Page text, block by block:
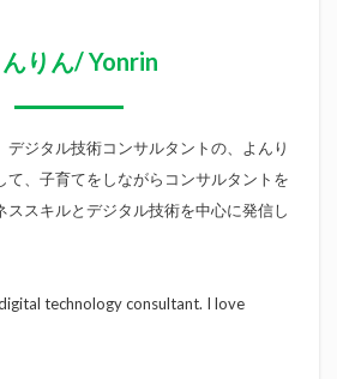
りん/ Yonrin
デジタル技術コンサルタントの、よんり
て、子育てをしながらコンサルタントを
ススキルとデジタル技術を中心に発信し
technology consultant. I love